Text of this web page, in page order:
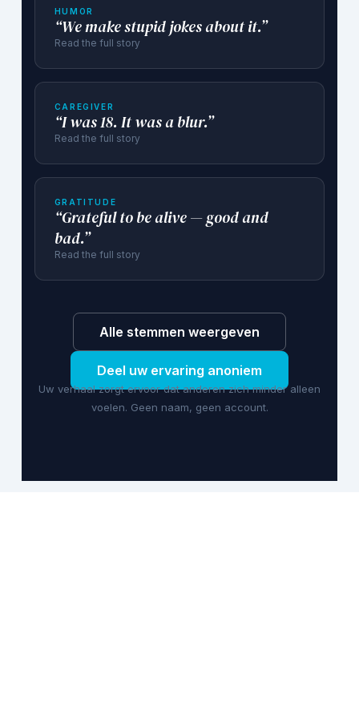
HUMOR
“We make stupid jokes about it.”
Read the full story
CAREGIVER
“I was 18. It was a blur.”
Read the full story
GRATITUDE
“Grateful to be alive — good and
bad.”
Read the full story
Alle stemmen weergeven
Deel uw ervaring anoniem
Uw verhaal zorgt ervoor dat anderen zich minder alleen
voelen. Geen naam, geen account.